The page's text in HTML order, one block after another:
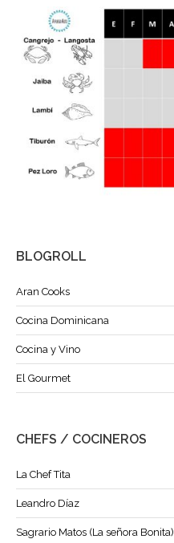
BLOGROLL
Aran Cooks
Cocina Dominicana
Cocina y Vino
El Gourmet
CHEFS / COCINEROS
La Chef Tita
Leandro Díaz
Sagrario Matos (La señora Bonita)